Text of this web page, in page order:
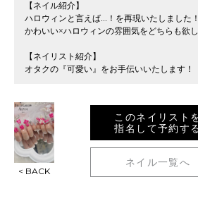
【ネイル紹介】
ハロウィンと言えば...！を再現いたしました！
かわいい×ハロウィンの雰囲気をどちらも欲
【ネイリスト紹介】
オタクの『可愛い』をお手伝いいたします！
< BACK
このネイリスト
指名して予約す
ネイル一覧へ